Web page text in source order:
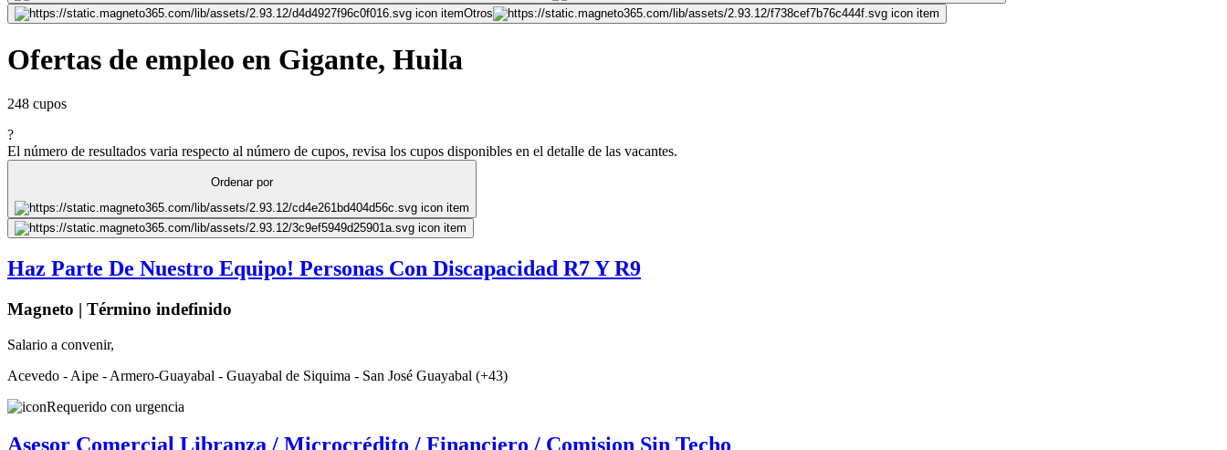
Otros
Ofertas de empleo en Gigante, Huila
248 cupos
?
El número de resultados varia respecto al número de cupos, revisa los cupos disponibles en el detalle de las vacantes.
Ordenar por
Haz Parte De Nuestro Equipo! Personas Con Discapacidad R7 Y R9
Magneto | Término indefinido
Salario a convenir,
Acevedo - Aipe - Armero-Guayabal - Guayabal de Siquima - San José Guayabal (+43)
Requerido con urgencia
Asesor Comercial Libranza / Microcrédito / Financiero / Comision Sin Techo